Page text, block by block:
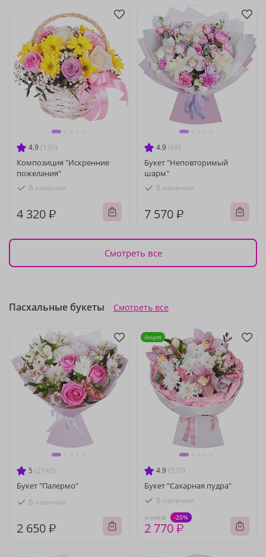
4.9 (130)
Композиция "Искренние
пожелания"
В наличии
4 320 ₽
4.9 (68)
Букет "Неповторимый
шарм"
В наличии
7 570 ₽
Смотреть все
Пасхальные букеты Смотреть все
5 (2145)
Букет "Палермо"
В наличии
2 650 ₽
4.9 (570)
Букет "Сахарная пудра"
В наличии
3 690 ₽ -25%
2 770 ₽
Акция